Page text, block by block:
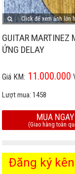
Click để xem ảnh lớn
GUITAR MARTINEZ
ỨNG DELAY
Giá KM: 11.000.000
Lượt mua:1458
MUA NGAY
(Giao hàng toàn
Đăng ký